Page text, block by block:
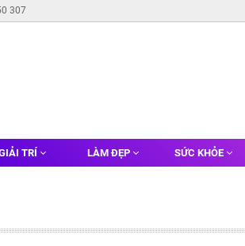
307
TRÍ LÀM ĐẸP SỨC KHỎE